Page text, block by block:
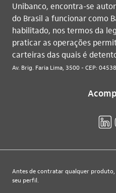
Unibanco, encontra-se
do Brasil a funcionar como
habilitado, nos termos da
praticar as operações
carteiras das quais é
Av. Brig. Faria Lima, 3500 - CEP:
linkedin_base
Antes de contratar qualquer produto,
seu perfil.